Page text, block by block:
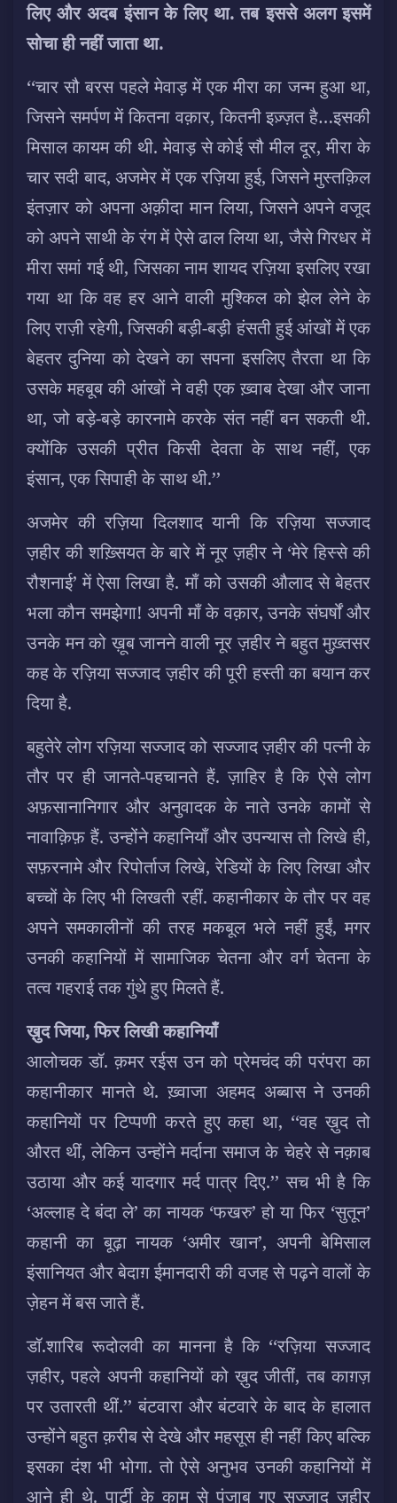
लिए और अदब इंसान के लिए था. तब इससे अलग इसमें
सोचा ही नहीं जाता था.
‘‘चार सौ बरस पहले मेवाड़ में एक मीरा का जन्म हुआ था,
जिसने समर्पण में कितना वक़ार, कितनी इज़्ज़त है…इसकी
मिसाल कायम की थी. मेवाड़ से कोई सौ मील दूर, मीरा के
चार सदी बाद, अजमेर में एक रज़िया हुई, जिसने मुस्तक़िल
इंतज़ार को अपना अक़ीदा मान लिया, जिसने अपने वजूद
को अपने साथी के रंग में ऐसे ढाल लिया था, जैसे गिरधर में
मीरा समां गई थी, जिसका नाम शायद रज़िया इसलिए रखा
गया था कि वह हर आने वाली मुश्किल को झेल लेने के
लिए राज़ी रहेगी, जिसकी बड़ी-बड़ी हंसती हुई आंखों में एक
बेहतर दुनिया को देखने का सपना इसलिए तैरता था कि
उसके महबूब की आंखों ने वही एक ख़्वाब देखा और जाना
था, जो बड़े-बड़े कारनामे करके संत नहीं बन सकती थी.
क्योंकि उसकी प्रीत किसी देवता के साथ नहीं, एक
इंसान, एक सिपाही के साथ थी.’’
अजमेर की रज़िया दिलशाद यानी कि रज़िया सज्जाद
ज़हीर की शख़्सियत के बारे में नूर ज़हीर ने ‘मेरे हिस्से की
रौशनाई’ में ऐसा लिखा है. माँ को उसकी औलाद से बेहतर
भला कौन समझेगा! अपनी माँ के वक़ार, उनके संघर्षों और
उनके मन को ख़ूब जानने वाली नूर ज़हीर ने बहुत मुख़्तसर
कह के रज़िया सज्जाद ज़हीर की पूरी हस्ती का बयान कर
दिया है.
बहुतेरे लोग रज़िया सज्जाद को सज्जाद ज़हीर की पत्नी के
तौर पर ही जानते-पहचानते हैं. ज़ाहिर है कि ऐसे लोग
अफ़सानानिगार और अनुवादक के नाते उनके कामों से
नावाक़िफ़ हैं. उन्होंने कहानियाँ और उपन्यास तो लिखे ही,
सफ़रनामे और रिपोर्ताज लिखे, रेडियों के लिए लिखा और
बच्चों के लिए भी लिखती रहीं. कहानीकार के तौर पर वह
अपने समकालीनों की तरह मकबूल भले नहीं हुईं, मगर
उनकी कहानियों में सामाजिक चेतना और वर्ग चेतना के
तत्व गहराई तक गुंथे हुए मिलते हैं.
ख़ुद जिया, फिर लिखी कहानियाँ
आलोचक डॉ. क़मर रईस उन को प्रेमचंद की परंपरा का
कहानीकार मानते थे. ख़्वाजा अहमद अब्बास ने उनकी
कहानियों पर टिप्पणी करते हुए कहा था, ‘‘वह ख़ुद तो
औरत थीं, लेकिन उन्होंने मर्दाना समाज के चेहरे से नक़ाब
उठाया और कई यादगार मर्द पात्र दिए.’’ सच भी है कि
‘अल्लाह दे बंदा ले’ का नायक ‘फखरु’ हो या फिर ‘सुतून’
कहानी का बूढ़ा नायक ‘अमीर खान’, अपनी बेमिसाल
इंसानियत और बेदाग़ ईमानदारी की वजह से पढ़ने वालों के
ज़ेहन में बस जाते हैं.
डॉ.शारिब रूदोलवी का मानना है कि ‘‘रज़िया सज्जाद
ज़हीर, पहले अपनी कहानियों को ख़ुद जीतीं, तब काग़ज़
पर उतारती थीं.’’ बंटवारा और बंटवारे के बाद के हालात
उन्होंने बहुत क़रीब से देखे और महसूस ही नहीं किए बल्कि
इसका दंश भी भोगा. तो ऐसे अनुभव उनकी कहानियों में
आने ही थे. पार्टी के काम से पंजाब गए सज्जाद ज़हीर